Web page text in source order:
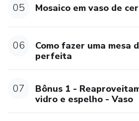
05 Mosaico em vaso de
06
Como fazer uma mesa
perfeita
07
Bônus 1 -
vidro e espelho - Vaso